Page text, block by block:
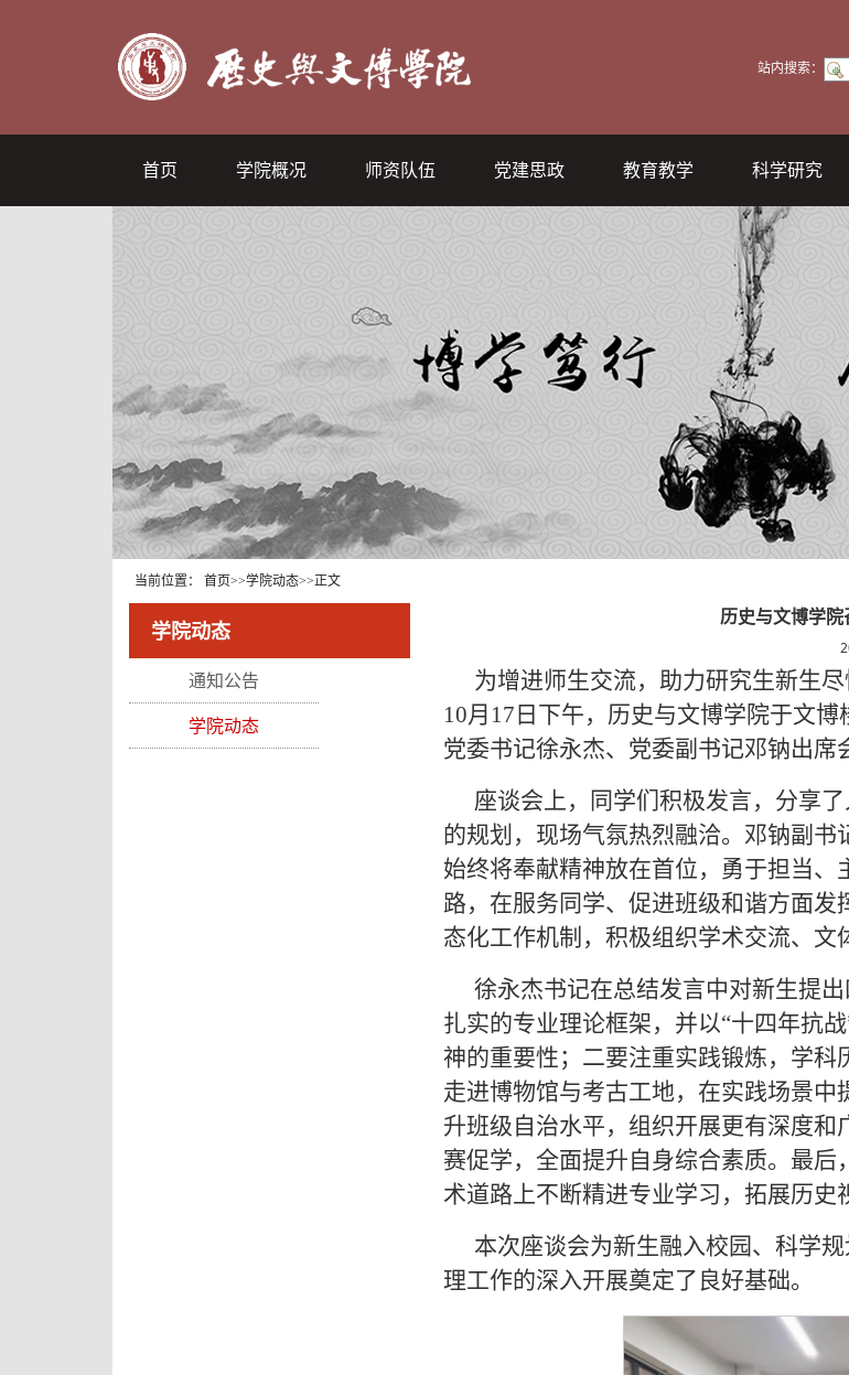
站内搜索：
首页 学院概况 师资队伍 党建思政 教育教学 科学研究
当前位置： 首页>>学院动态>>正文
学院动态
通知公告
学院动态
历史与文博学
为增进师生交流，助力研究生新生
10月17日下午，历史与文博学院于文
党委书记徐永杰、党委副书记邓钠出席
座谈会上，同学们积极发言，分享
的规划，现场气氛热烈融洽。邓钠副书
始终将奉献精神放在首位，勇于担当
路，在服务同学、促进班级和谐方面
态化工作机制，积极组织学术交流、文
徐永杰书记在总结发言中对新生提
扎实的专业理论框架，并以“十四年抗
神的重要性；二要注重实践锻炼，学
走进博物馆与考古工地，在实践场景
升班级自治水平，组织开展更有深度
赛促学，全面提升自身综合素质。最
术道路上不断精进专业学习，拓展历史
本次座谈会为新生融入校园、科学
理工作的深入开展奠定了良好基础。